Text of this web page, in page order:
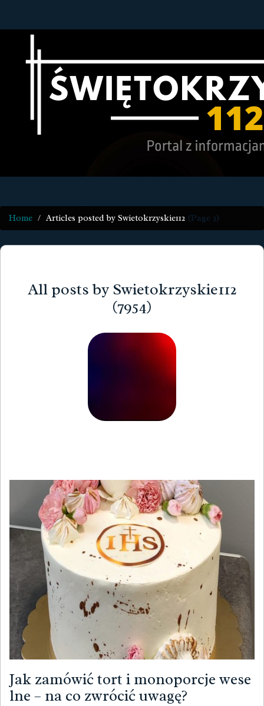
Home Articles posted by Swietokrzyskie112 (Page 3)
All posts by Swietokrzyskie112
(7954)
Jak zamówić tort i monoporcje wese
lne – na co zwrócić uwagę?